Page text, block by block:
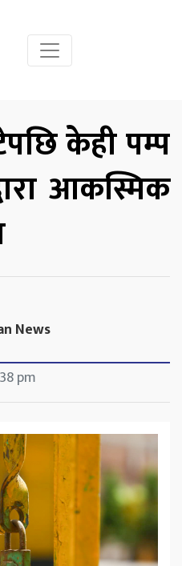
केही पम्प
आकस्मिक
News
pm